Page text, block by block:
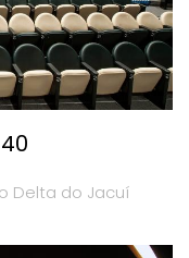
Delta do Jacuí